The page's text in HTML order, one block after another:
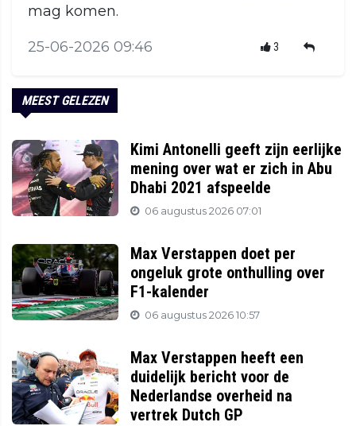
mag komen.
25-06-2026 09:46 3
MEEST GELEZEN
Kimi Antonelli geeft zijn eerlijke
mening over wat er zich in Abu
Dhabi 2021 afspeelde
06 augustus 2026 07:01
Max Verstappen doet per
ongeluk grote onthulling over
F1-kalender
06 augustus 2026 10:57
Max Verstappen heeft een
duidelijk bericht voor de
Nederlandse overheid na
vertrek Dutch GP